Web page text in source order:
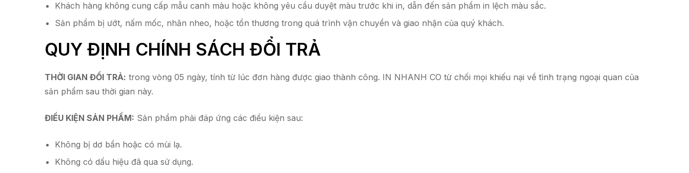
Khách hàng không cung cấp mẫu canh màu hoặc không yêu cầu duyệt màu trước khi in, dẫn đến sản phẩm in lệch màu sắc.
Sản phẩm bị ướt, nấm mốc, nhăn nheo, hoặc tổn thương trong quá trình vận chuyển và giao nhận của quý khách.
QUY ĐỊNH CHÍNH SÁCH ĐỔI TRẢ
THỜI GIAN ĐỔI TRẢ: trong vòng 05 ngày, tính từ lúc đơn hàng được giao thành công. IN NHANH CO từ chối mọi khiếu nại về tình trạng ngoại quan của
sản phẩm sau thời gian này.
ĐIỀU KIỆN SẢN PHẨM: Sản phẩm phải đáp ứng các điều kiện sau:
Không bị dơ bẩn hoặc có mùi lạ.
Không có dấu hiệu đã qua sử dụng.